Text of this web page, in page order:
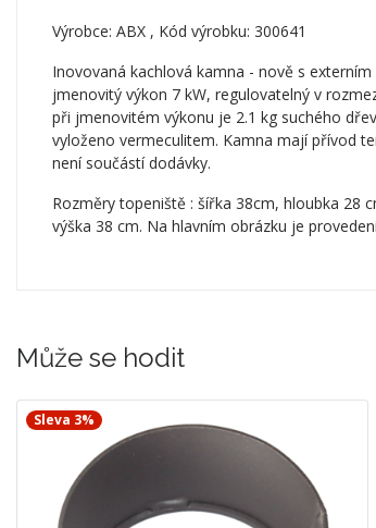
Výrobce: ABX , Kód výrobku: 300641
Inovovaná kachlová kamna - nově s
jmenovitý výkon 7 kW, regulovatelný v
při jmenovitém výkonu je 2.1 kg suchého
vyloženo vermeculitem. Kamna mají přívod
není součástí dodávky.
Rozměry topeniště : šířka 38cm, hloubka 28
výška 38 cm. Na hlavním obrázku je
Může se hodit
Sleva 3%